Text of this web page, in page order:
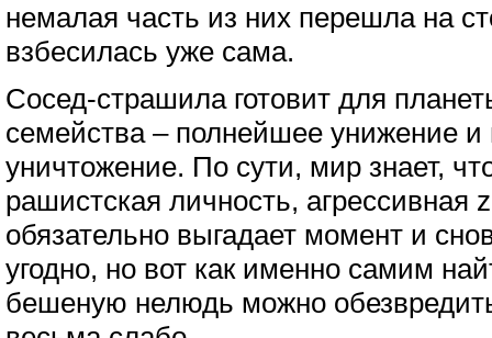
немалая часть из них перешла на
взбесилась уже сама.
Сосед-страшила готовит для
семейства – полнейшее унижение и
уничтожение. По сути, мир знает,
рашистская личность, агрессивная
обязательно выгадает момент и
угодно, но вот как именно самим
бешеную нелюдь можно